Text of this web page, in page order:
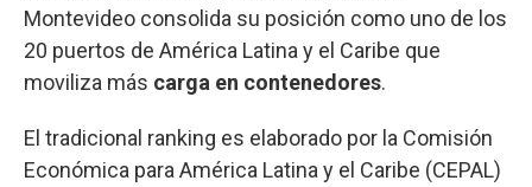
Montevideo consolida su posición como uno de los
20 puertos de América Latina y el Caribe que
moviliza más carga en contenedores.
El tradicional ranking es elaborado por la Comisión
Económica para América Latina y el Caribe (CEPAL)